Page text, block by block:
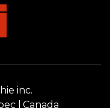
inc.
Canada